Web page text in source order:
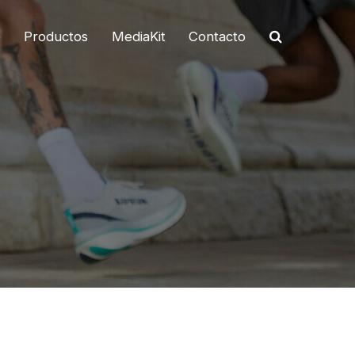
Productos MediaKit Contacto